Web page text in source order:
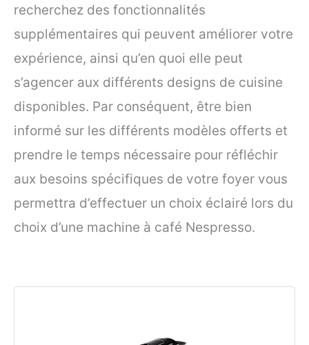
recherchez des fonctionnalités
supplémentaires qui peuvent améliorer votre
expérience, ainsi qu’en quoi elle peut
s’agencer aux différents designs de cuisine
disponibles. Par conséquent, être bien
informé sur les différents modèles offerts et
prendre le temps nécessaire pour réfléchir
aux besoins spécifiques de votre foyer vous
permettra d’effectuer un choix éclairé lors du
choix d’une machine à café Nespresso.